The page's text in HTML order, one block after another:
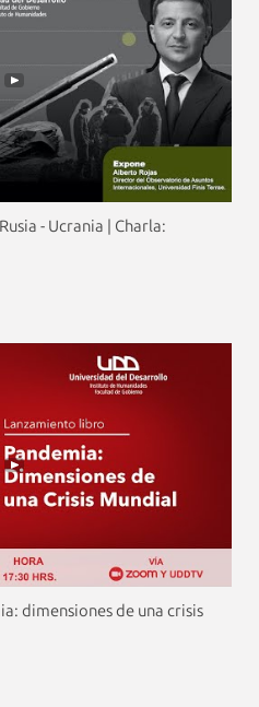
- Ucrania | Charla:
dimensiones de una crisis